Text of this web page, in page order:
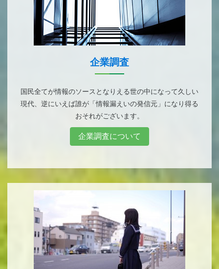
企業調査
国民全てが情報のソースとなりえる世の中になって久しい
現代、逆にいえば誰が「情報漏えいの発信元」になり得る
おそれがございます。
企業調査について